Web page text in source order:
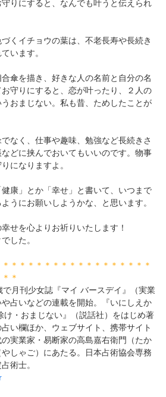
りにすると、なんでも叶うと伝えられ
くイチョウの葉は、不老長寿や長続き
います。
傘を描き、好きな人の名前と自分の名
守りにすると、恋が叶ったり、２人の
おまじない。私も昔、ためしたことが
なく、仕事や趣味、勉強など長続きさ
どに挟んでおいてもいいのです。物事
になりますよ。
康」とか「幸せ」と書いて、いつまで
うにお願いしようかな、と思います。
せを心よりお祈りいたします！
した。
＊＊＊＊＊＊＊＊＊＊＊＊＊＊＊＊＊
＊
月刊少女誌『マイ バースデイ』（実業
占いなどの連載を開始。『いにしえか
け・おまじない』（説話社）をはじめ著
い欄ほか、ウェブサイト、携帯サイト
実業家・易断家の高島嘉右衛門（たか
しゃご）にあたる。日本占術協会専務
術士。